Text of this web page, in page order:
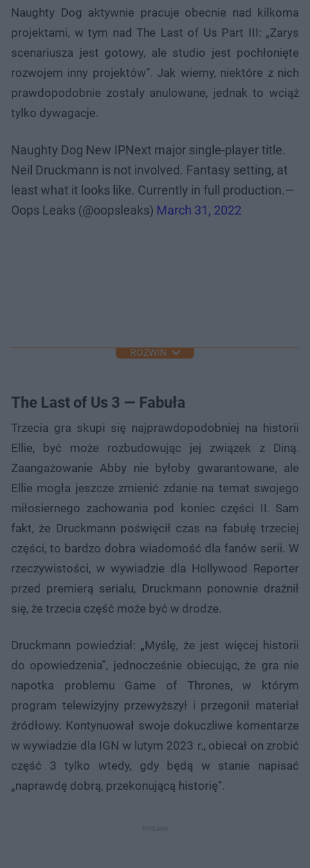
Naughty Dog aktywnie pracuje obecnie nad kilkoma
projektami, w tym nad The Last of Us Part III: „Zarys
scenariusza jest gotowy, ale studio jest pochłonięte
rozwojem inny projektów”. Jak wiemy, niektóre z nich
prawdopodobnie zostały anulowane, jednak to wciąż
tylko dywagacje.
Naughty Dog New IPNext major single-player title.
Neil Druckmann is not involved. Fantasy setting, at
least what it looks like. Currently in full production.—
Oops Leaks (@oopsleaks) March 31, 2022
ROZWIŃ
The Last of Us 3 — Fabuła
Trzecia gra skupi się najprawdopodobniej na historii
Ellie, być może rozbudowując jej związek z Diną.
Zaangażowanie Abby nie byłoby gwarantowane, ale
Ellie mogła jeszcze zmienić zdanie na temat swojego
miłosiernego zachowania pod koniec części II. Sam
fakt, że Druckmann poświęcił czas na fabułę trzeciej
części, to bardzo dobra wiadomość dla fanów serii. W
rzeczywistości, w wywiadzie dla Hollywood Reporter
przed premierą serialu, Druckmann ponownie drażnił
się, że trzecia część może być w drodze.
Druckmann powiedział: „Myślę, że jest więcej historii
do opowiedzenia”, jednocześnie obiecując, że gra nie
napotka problemu Game of Thrones, w którym
program telewizyjny przewyższył i przegonił materiał
źródłowy. Kontynuował swoje dokuczliwe komentarze
w wywiadzie dla IGN w lutym 2023 r., obiecał on zrobić
część 3 tylko wtedy, gdy będą w stanie napisać
„naprawdę dobrą, przekonującą historię”.